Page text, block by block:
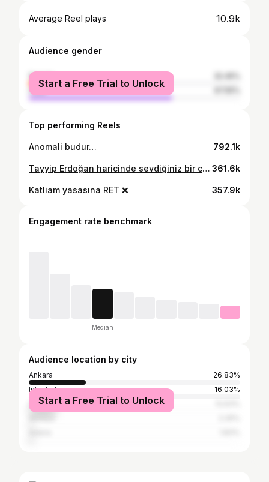
Average Reel plays 10.9k
Audience gender
female
male
Start a Free Trial to Unlock
Top performing Reels
Anomali budur… 792.1k
Tayyip Erdoğan haricinde sevdiğiniz bir canlı yok mu diye soruyorum, cevap, BAĞIRTI, GÜRÜLTÜ… 361.6k
Katliam yasasına RET ❌ 357.9k
Engagement rate benchmark
Median
Audience location by city
Ankara
26.83%
Istanbul
16.03%
İzmirStart a Free Trial to Unlock